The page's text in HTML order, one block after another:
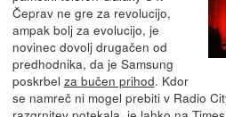
Čeprav ne gre za revolucijo,
ampak bolj za evolucijo, je
novinec dovolj drugačen od
predhodnika, da je Samsung
poskrbel za bučen prihod. Kdor
se namreč ni mogel prebiti v Radio